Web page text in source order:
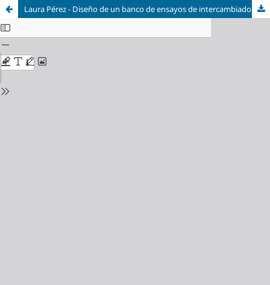
Laura Pérez - Diseño de un banco de ensayos de intercambiadores de calor entre una emulsión de materiales de cambio de fase (PCM) y agua